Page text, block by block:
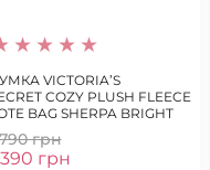
VICTORIA’S
COZY PLUSH FLEECE
BAG SHERPA BRIGHT
грн
390 грн